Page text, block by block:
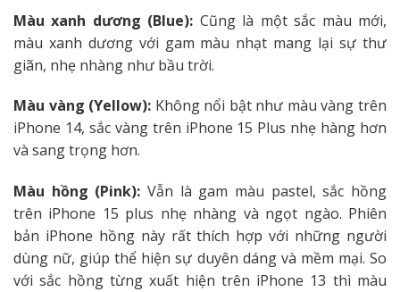
Màu xanh dương (Blue): Cũng là một sắc màu mới,
màu xanh dương với gam màu nhạt mang lại sự thư
giãn, nhẹ nhàng như bầu trời.
Màu vàng (Yellow): Không nổi bật như màu vàng trên
iPhone 14, sắc vàng trên iPhone 15 Plus nhẹ hàng hơn
và sang trọng hơn.
Màu hồng (Pink): Vẫn là gam màu pastel, sắc hồng
trên iPhone 15 plus nhẹ nhàng và ngọt ngào. Phiên
bản iPhone hồng này rất thích hợp với những người
dùng nữ, giúp thể hiện sự duyên dáng và mềm mại. So
với sắc hồng từng xuất hiện trên iPhone 13 thì màu